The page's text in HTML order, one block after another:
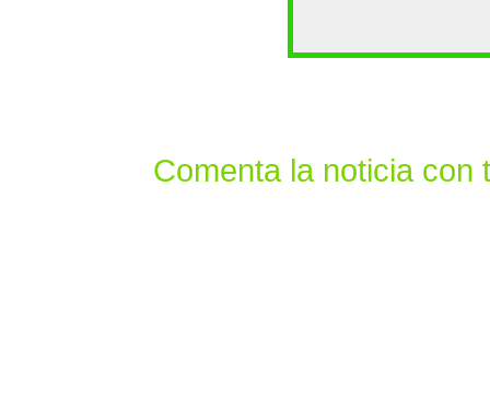
Comenta la noticia con